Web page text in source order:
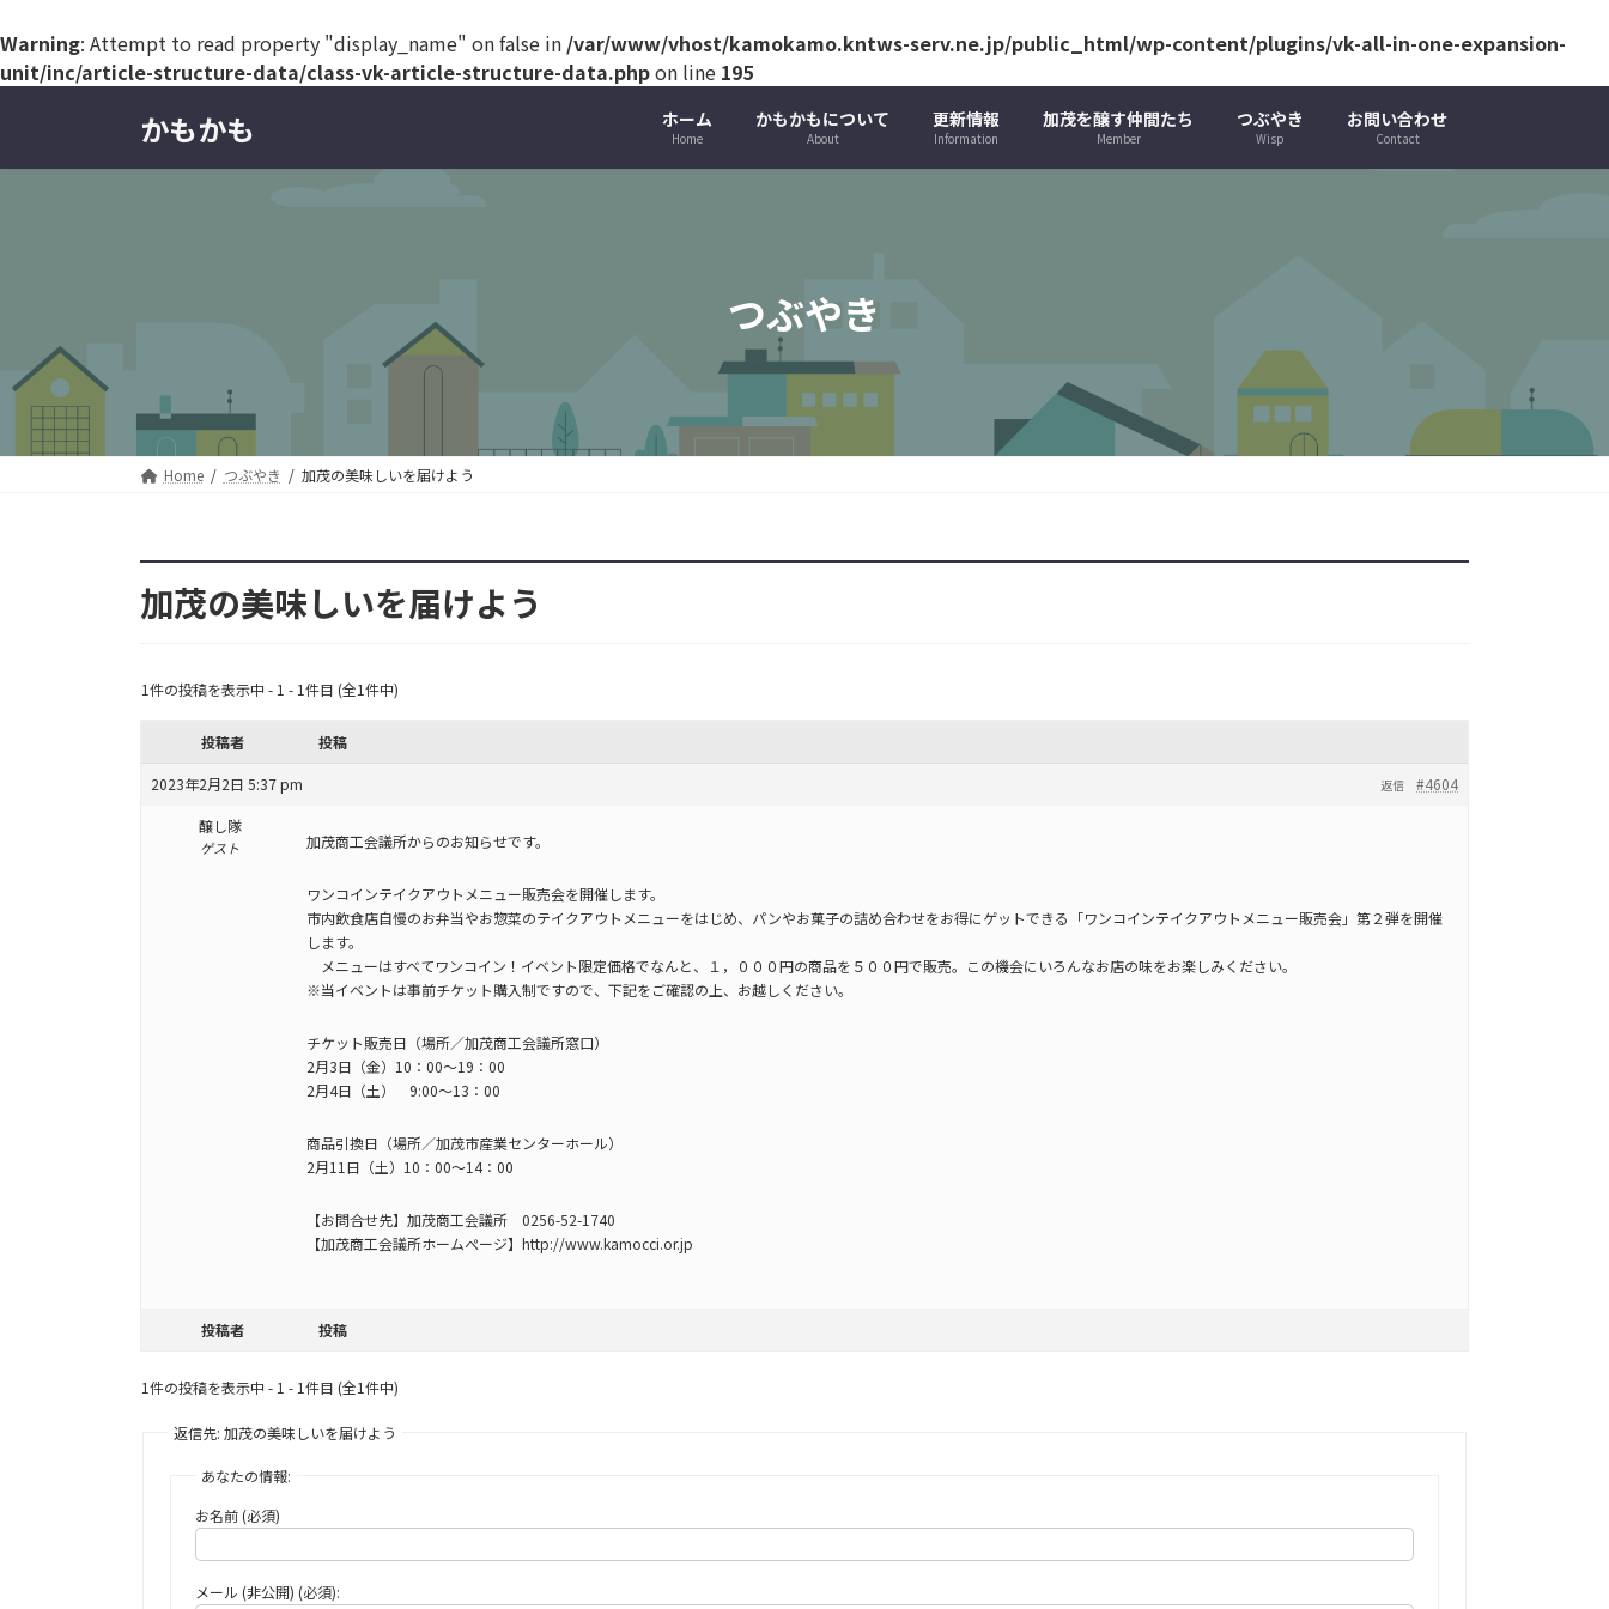
Warning: Attempt to read property "display_name" on false in /var/www/vhost/kamokamo.kntws-serv.ne.jp/public_html/wp-content/plugins/vk-all-in-one-expansion-
unit/inc/article-structure-data/class-vk-article-structure-data.phpon line 195
かもかも ホーム
Home
かもかもについて
About
更新情報
Information
加茂を醸す仲間たち
Member
つぶやき
Wisp
お問い合わせ
Contact
つぶやき
Home つぶやき 加茂の美味しいを届けよう
加茂の美味しいを届けよう
1件の投稿を表示中 - 1 - 1件目 (全1件中)
投稿者 投稿
2023年2月2日 5:37 pm #4604
返信
醸し隊
ゲスト 加茂商工会議所からのお知らせです。
ワンコインテイクアウトメニュー販売会を開催します。
市内飲食店自慢のお弁当やお惣菜のテイクアウトメニューをはじめ、パンやお菓子の詰め合わせをお得にゲットできる「ワンコインテイクアウトメニュー販売会」第２弾を開催
します。
メニューはすべてワンコイン！イベント限定価格でなんと、１，０００円の商品を５００円で販売。この機会にいろんなお店の味をお楽しみください。
※当イベントは事前チケット購入制ですので、下記をご確認の上、お越しください。
チケット販売日（場所／加茂商工会議所窓口）
2月3日（金）10：00～19：00
2月4日（土） 9:00～13：00
商品引換日（場所／加茂市産業センターホール）
2月11日（土）10：00～14：00
【お問合せ先】加茂商工会議所 0256-52-1740
【加茂商工会議所ホームぺージ】http://www.kamocci.or.jp
投稿者 投稿
1件の投稿を表示中 - 1 - 1件目 (全1件中)
返信先: 加茂の美味しいを届けよう
あなたの情報:
お名前 (必須)
メール (非公開) (必須):